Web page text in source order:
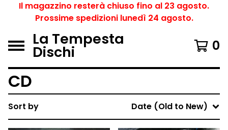
Il magazzino resterà chiuso fino al 23 agosto.
Prossime spedizioni lunedì 24 agosto.
La Tempesta
Dischi 0
CD
Sort by Date (Old to New)